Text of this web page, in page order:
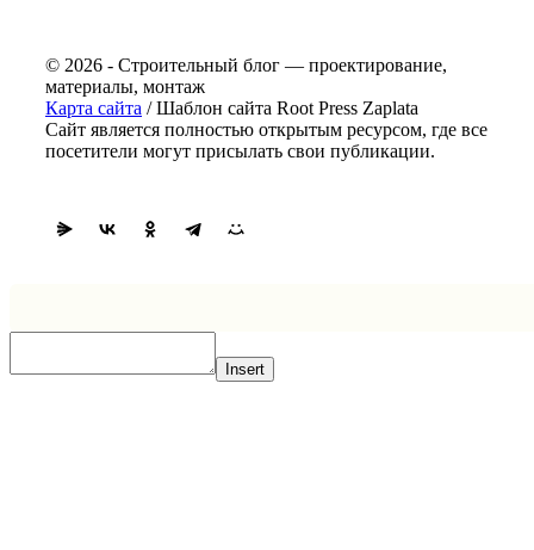
© 2026 - Строительный блог — проектирование,
материалы, монтаж
Карта сайта / Шаблон сайта Root Press Zaplata
Сайт является полностью открытым ресурсом, где все
посетители могут присылать свои публикации.
Insert